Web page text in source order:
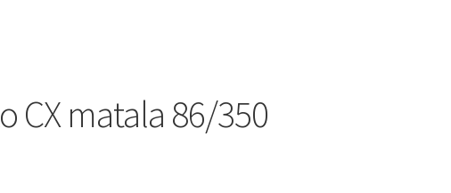
CX matala 86/350